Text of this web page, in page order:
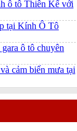
ô tô Thiên Kế với
tại Kính Ô Tô
ô tô chuyên
cảm biến mưa tại